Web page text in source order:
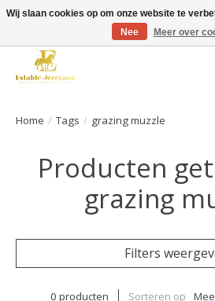
Gratis verzending vanaf €49 op een groot deel
Home / Tags / grazing muzzle
Producten
grazing
Filters
0 producten Sorteren op
Wij slaan cookies op om onze website te
Nee
Meer over